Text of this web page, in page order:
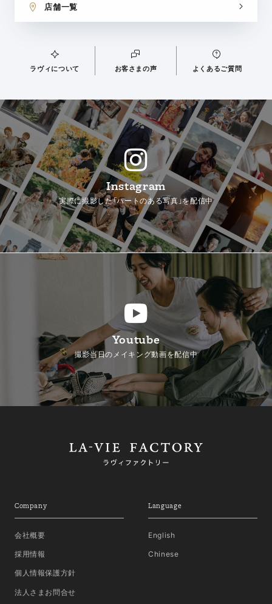
店舗一覧
ラヴィについて お客さまの声 よくあるご質問
Instagram
実際に撮影した「ハートのある写真」を配信中
Youtube
撮影当日のメイキング動画を配信中
Company
会社概要
採用情報
個人情報保護方針
法人さまお問合せ
Language
English
Chinese